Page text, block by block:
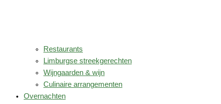
Restaurants
Limburgse streekgerechten
Wijngaarden & wijn
Culinaire arrangementen
Overnachten